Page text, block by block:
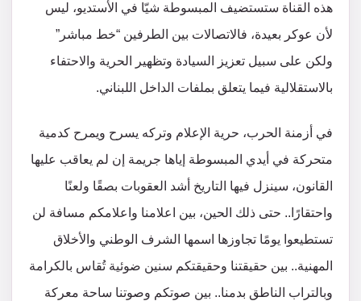
هذه القناة ستستضيف المبسوطة شيّا في الأستديو، ليس
لأن عوكر بعيدة، فالاتصالات بين الطرفين “خط مباشر”
ولكن على سبيل تعزيز السيادة وتظهير الحرية والاحتفاء
بالاستقلالية فيما يتعلق بملفات الداخل اللبناني.
في أزمنة الحرب، حرية الإعلام وتركه يسرح ويمرح كدمية
متحركة في أيدي المبسوطة إياها جريمة إن لم يعاقب عليها
القانون، سينزل فيها التاريخ أشد العقوبات بصقًا ولعنًا
واحتقارًا.. حتى ذلك الحين، بين اعلامنا واعلامكم مسافة لن
تستطيعوا يومًا تجاوزها اسمها الشرف الوطني والأخلاق
المهنية.. بين حقيقتنا وحقيقتكم سنين ضوئية تُقاس بالكرامة
وبالتراب الناطق بدمنا.. بين صوتكم وصوتنا ساحة معركة